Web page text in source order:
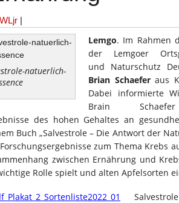
|
natuerlich-
Lemgo. Im Rahmen
der Lemgoer
und Naturschutz
Brian Schaeferaus
Dabei informierte
Brain
des hohen Gehaltes an
Buch „Salvestrole – Die Antwort der
zum Thema Krebs
zwischen Ernährung und
Rolle spielt und alten Apfelsorten